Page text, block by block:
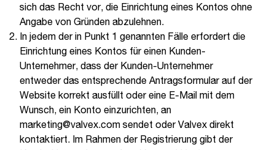
sich das Recht vor, die Einrichtung eines Kontos ohne
Angabe von Gründen abzulehnen.
In jedem der in Punkt 1 genannten Fälle erfordert die
Einrichtung eines Kontos für einen Kunden-
Unternehmer, dass der Kunden-Unternehmer
entweder das entsprechende Antragsformular auf der
Website korrekt ausfüllt oder eine E-Mail mit dem
Wunsch, ein Konto einzurichten, an
marketing@valvex.com sendet oder Valvex direkt
kontaktiert. Im Rahmen der Registrierung gibt der